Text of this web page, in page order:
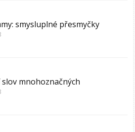
smysluplné přesmyčky
slov mnohoznačných